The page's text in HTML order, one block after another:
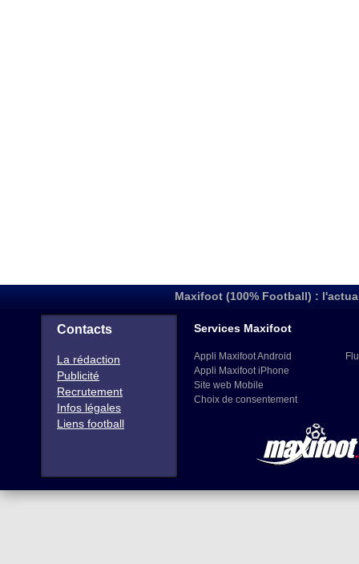
Maxifoot (100% Football) :
Contacts
La rédaction
Publicité
Recrutement
Infos légales
Liens football
Services Maxifoot
Appli Maxifoot Android
Appli Maxifoot iPhone
Site web Mobile
Choix de consentement